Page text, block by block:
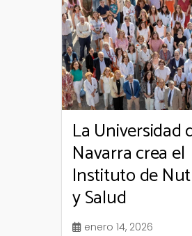
La Universidad
Navarra crea el
Instituto de
y Salud
enero 14, 2026